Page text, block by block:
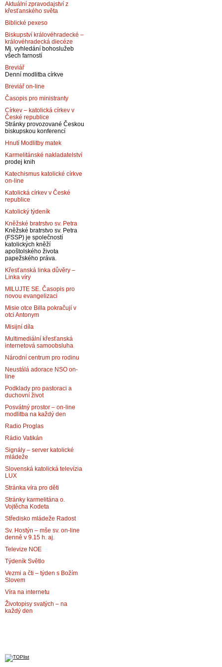
Aktuální zpravodajství z
křesťanského světa
Biblické pexeso
Biskupství královéhradecké –
královéhradecká diecéze
Mj. vyhledání bohoslužeb
všech farností
Breviář
Denní modlitba církve
Breviář on-line
Časopis pro ministranty
Církev – katolická církev v
České republice
Stránky provozované Českou
biskupskou konferencí
Hnutí Modlitby matek
Karmelitánské nakladatelství
prodej knih
Katechismus katolické církve
on-line
Katolická církev v České
republice
Katolický týdeník
Kněžské bratrstvo sv. Petra
Kněžské bratrstvo sv. Petra
(FSSP) je společností
katolických kněží
apoštolského života
papežského práva.
Křesťanská linka důvěry –
Linka víry
MILUJTE SE. Časopis pro
novou evangelizaci
Misie otce Billa pokračují v
otci Antonym
Misijní díla
Multimediální křesťanská
internetová samoobsluha
Národní centrum pro rodinu
Neustálá adorace NSO on-
line
Podklady pro pastoraci a
duchovní život
Posvátný prostor – on-line
modlitba na každý den
Radio Proglas
Rádio Vatikán
Signály – server katolické
mládeže
Slovenská katolická televízia
LUX
Stránka víra pro děti
Stránky karmelitána o.
Vojtěcha Kodeta
Středisko mládeže Radost
Sv. Hostýn – mše sv. on-line
denně v 9.15 h. aj.
Televize NOE
Týdeník Světlo
Vezmi a čti – týden s Božím
Slovem
Víra na internetu
Životopisy svatých – na
každý den